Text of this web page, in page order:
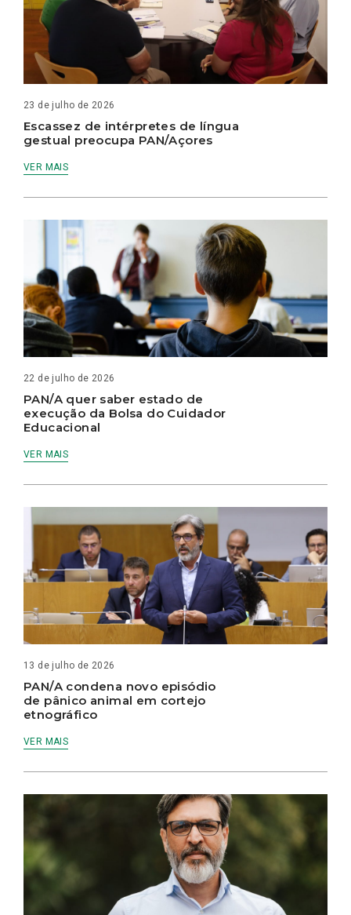
23 de julho de 2026
Escassez de intérpretes de língua
gestual preocupa PAN/Açores
VER MAIS
22 de julho de 2026
PAN/A quer saber estado de
execução da Bolsa do Cuidador
Educacional
VER MAIS
13 de julho de 2026
PAN/A condena novo episódio
de pânico animal em cortejo
etnográfico
VER MAIS